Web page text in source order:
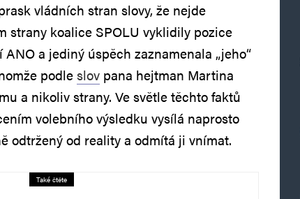
vládních stran slovy, že nejde
strany koalice SPOLU vyklidily pozice
a jediný úspěch zaznamenala „jeho“
podleslov pana hejtman Martina
a nikoliv strany. Ve světle těchto faktů
volebního výsledku vysílá naprosto
odtržený od reality a odmítá ji vnímat.
Také čtěte